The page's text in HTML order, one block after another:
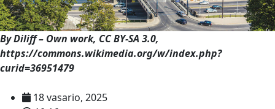
By Diliff – Own work, CC BY-SA 3.0,
https://commons.wikimedia.org/w/index.php?
curid=36951479
18 vasario, 2025